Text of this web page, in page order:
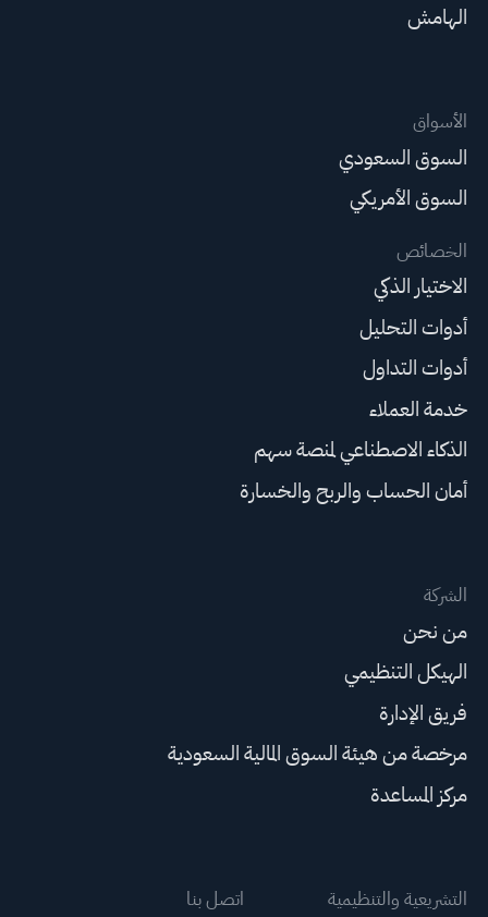
الهامش
الأسواق
السوق السعودي
السوق الأمريكي
الخصائص
الاختيار الذكي
أدوات التحليل
أدوات التداول
خدمة العملاء
الذكاء الاصطناعي لمنصة سهم
أمان الحساب والربح والخسارة
الشركة
من نحن
الهيكل التنظيمي
فريق الإدارة
مرخصة من هيئة السوق المالية السعودية
مركز المساعدة
التشريعية والتنظيمية اتصل بنا